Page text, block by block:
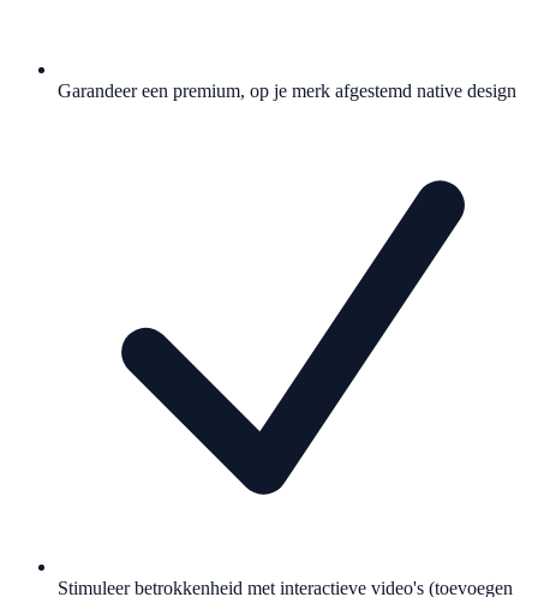
Garandeer een premium, op je merk afgestemd native design
Stimuleer betrokkenheid met interactieve video's (toevoegen